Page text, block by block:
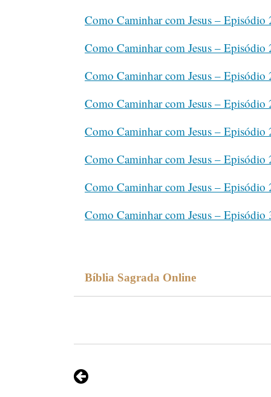
Como Caminhar com Jesus – Episódio
Como Caminhar com Jesus – Episódio
Como Caminhar com Jesus – Episódio
Como Caminhar com Jesus – Episódio
Como Caminhar com Jesus – Episódio
Como Caminhar com Jesus – Episódio
Como Caminhar com Jesus – Episódio
Como Caminhar com Jesus – Episódio
Bíblia Sagrada Online